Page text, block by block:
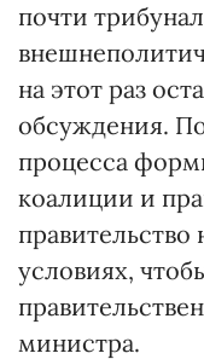
почти
на этот раз
обсуждения.
процесса
коалиции и
правительство
условиях,
министра.